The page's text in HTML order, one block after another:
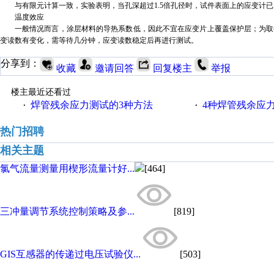
与有限元计算一致，实验表明，当孔深超过1.5倍孔径时，试件表面上的应变计
温度效应
一般情况而言，涂层材料的导热系数低，因此不宜在应变片上覆盖保护层；为
变读数有变化，需等待几分钟，应变读数稳定后再进行测试。
分享到： 收藏 邀请回答 回复楼主 举报
楼主最近还看过
· 焊管残余应力测试的3种方法 · 4种焊管残余应
热门招聘
相关主题
氯气流量测量用楔形流量计好... [464]
三冲量调节系统控制策略及参... [819]
GIS互感器的传递过电压试验仪... [503]